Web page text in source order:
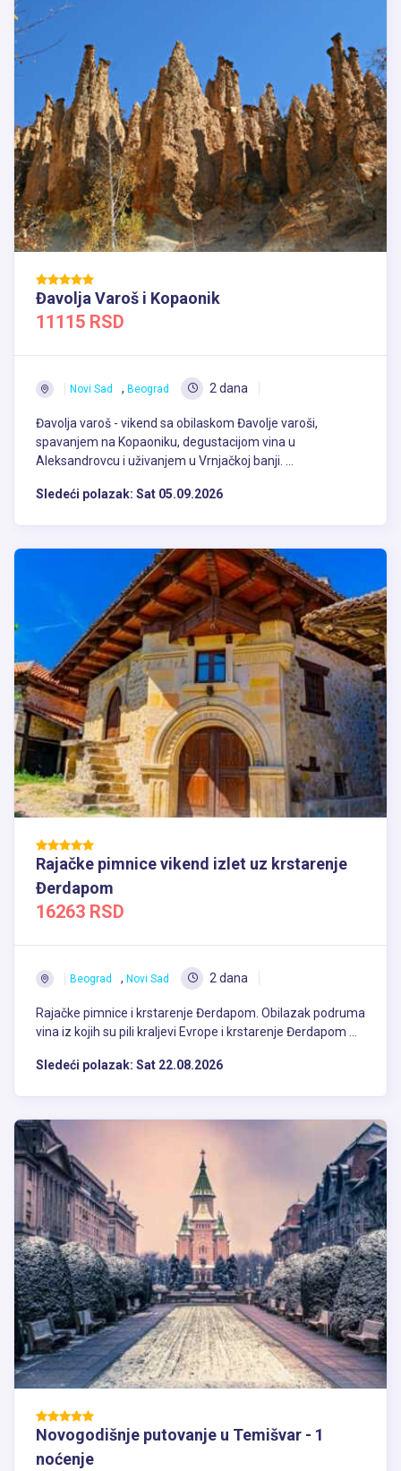
Đavolja Varoš i Kopaonik
11115 RSD
Novi Sad , Beograd 2 dana
Đavolja varoš - vikend sa obilaskom Đavolje varoši,
spavanjem na Kopaoniku, degustacijom vina u
Aleksandrovcu i uživanjem u Vrnjačkoj banji. ...
Sledeći polazak: Sat 05.09.2026
Rajačke pimnice vikend izlet uz krstarenje
Đerdapom
16263 RSD
Beograd , Novi Sad 2 dana
Rajačke pimnice i krstarenje Đerdapom. Obilazak podruma
vina iz kojih su pili kraljevi Evrope i krstarenje Đerdapom ...
Sledeći polazak: Sat 22.08.2026
Novogodišnje putovanje u Temišvar - 1
noćenje